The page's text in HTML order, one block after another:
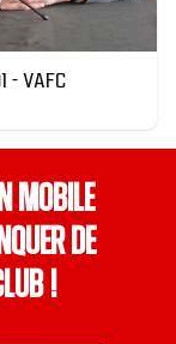
VAFC
mobile
de
!